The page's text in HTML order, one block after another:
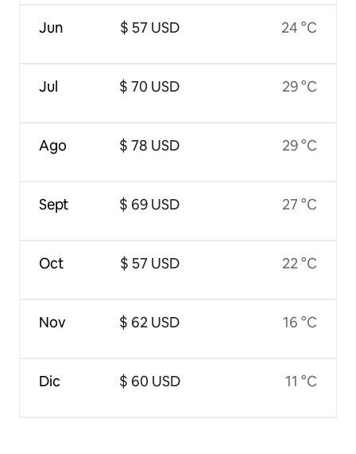
Jun
Jul
Ago
Sept
Oct
Nov
Dic
$ 57 USD
$ 70 USD
$ 78 USD
$ 69 USD
$ 57 USD
$ 62 USD
$ 60 USD
24 °C
29 °C
29 °C
27 °C
22 °C
16 °C
11 °C